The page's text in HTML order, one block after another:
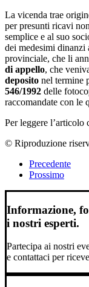
La vicenda trae
per presunti ricavi
semplice e al suo
dei medesimi dinanzi
provinciale, che li
di appello, che
deposito nel termine
546/1992 delle
raccomandate con le
Per leggere l’articolo
© Riproduzione
Precedente
Prossimo
Informazione,
i nostri esperti.
Partecipa ai nostri
e contattaci per